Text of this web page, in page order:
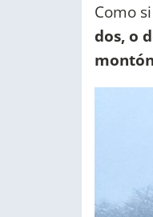
Como
dos, o